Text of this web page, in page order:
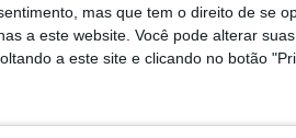
mas que tem o direito de se
a este website. Você pode alterar
a este site e clicando no botão
um país arder de um dia
anunciou que amanhã
estão proibidos de fazer